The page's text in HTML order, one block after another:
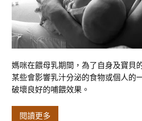
媽咪在餵母乳期間，為了自身及寶貝
某些會影響乳汁分泌的食物或個人的
破壞良好的哺餵效果。
閱讀更多